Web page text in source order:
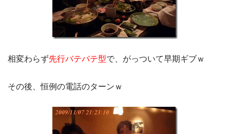
相変わらず先行バテバテ型で、がっついて早期ギブｗ
その後、恒例の電話のターンｗ